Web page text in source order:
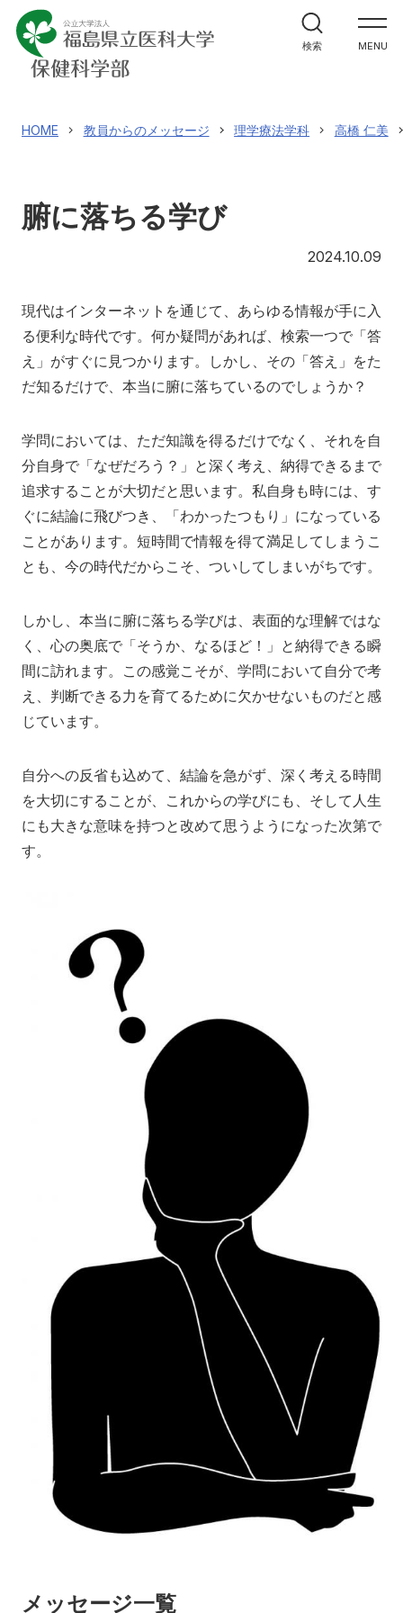
MENU
学部案内
学科紹介
大学院案内
教員メッセージ
入試情報
対象者別
来院の方（診療）へ
入学希望の方へ 在学生の方へ
卒業生の方へ 教職員の方へ
教職員募集（採用情報） 取材・撮影申し込み
検索
HOME 教員からのメッセージ 理学療法学科 高橋 仁美
腑に落ちる学び
2024.10.09
現代はインターネットを通じて、あらゆる情報が手に入
る便利な時代です。何か疑問があれば、検索一つで「答
え」がすぐに見つかります。しかし、その「答え」をた
だ知るだけで、本当に腑に落ちているのでしょうか？
学問においては、ただ知識を得るだけでなく、それを自
分自身で「なぜだろう？」と深く考え、納得できるまで
追求することが大切だと思います。私自身も時には、す
ぐに結論に飛びつき、「わかったつもり」になっている
ことがあります。短時間で情報を得て満足してしまうこ
とも、今の時代だからこそ、ついしてしまいがちです。
しかし、本当に腑に落ちる学びは、表面的な理解ではな
く、心の奥底で「そうか、なるほど！」と納得できる瞬
間に訪れます。この感覚こそが、学問において自分で考
え、判断できる力を育てるために欠かせないものだと感
じています。
自分への反省も込めて、結論を急がず、深く考える時間
を大切にすることが、これからの学びにも、そして人生
にも大きな意味を持つと改めて思うようになった次第で
す。
メッセージ一覧